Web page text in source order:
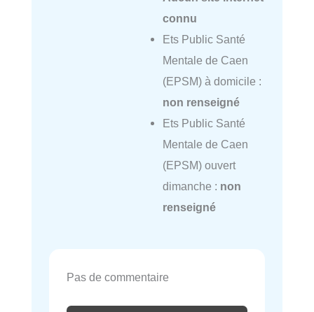
connu
Ets Public Santé
Mentale de Caen
(EPSM) à domicile :
non renseigné
Ets Public Santé
Mentale de Caen
(EPSM) ouvert
dimanche : non
renseigné
Pas de commentaire